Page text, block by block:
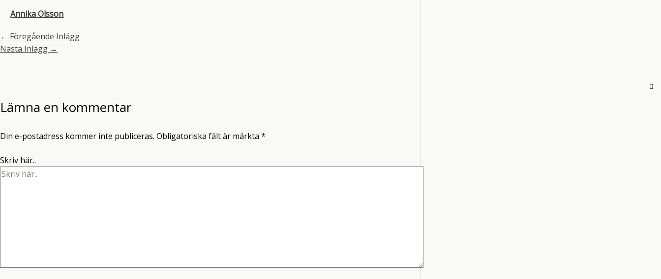
Annika Olsson
← Föregående Inlägg
Nästa Inlägg →
Lämna en kommentar
Din e-postadress kommer inte publiceras. Obligatoriska fält är märkta *
Skriv här..